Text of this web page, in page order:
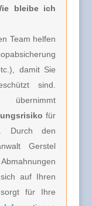
bleibe ich
Team helfen
damit Sie
sind.
für
Durch den
Gerstel
auf Ihren
sorgt für Ihre